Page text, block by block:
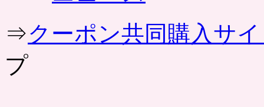
⇒クーポン共同購入サ
プ